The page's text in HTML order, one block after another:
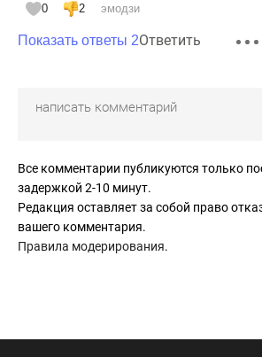
0 2 эмодзи
Показать ответы 2Ответить
Все комментарии публикуются только
задержкой 2-10 минут.
Редакция оставляет за собой право
вашего комментария.
Правила модерирования.